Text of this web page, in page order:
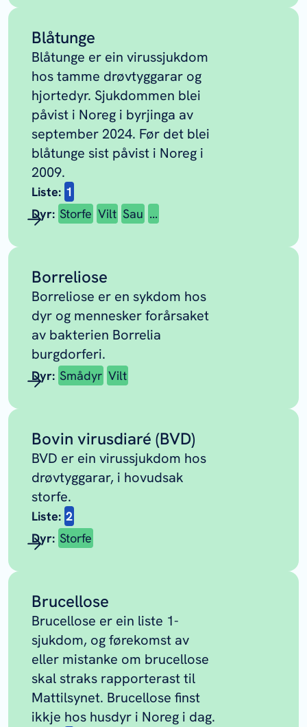
Blåtunge
Blåtunge er ein virussjukdom
hos tamme drøvtyggarar og
hjortedyr. Sjukdommen blei
påvist i Noreg i byrjinga av
september 2024. Før det blei
blåtunge sist påvist i Noreg i
2009.
Liste: 1
Dyr: Storfe Vilt Sau ...
Borreliose
Borreliose er en sykdom hos
dyr og mennesker forårsaket
av bakterien Borrelia
burgdorferi.
Dyr: Smådyr Vilt
Bovin virusdiaré (BVD)
BVD er ein virussjukdom hos
drøvtyggarar, i hovudsak
storfe.
Liste: 2
Dyr: Storfe
Brucellose
Brucellose er ein liste 1-
sjukdom, og førekomst av
eller mistanke om brucellose
skal straks rapporterast til
Mattilsynet. Brucellose finst
ikkje hos husdyr i Noreg i dag.